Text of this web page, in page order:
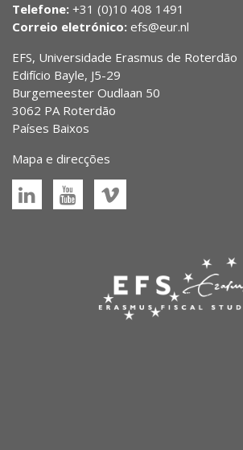
Telefone: +31 (0)10 408 1491
Correio eletrónico: efs@eur.nl
EFS, Universidade Erasmus de Roterdão
Edifício Bayle, J5-29
Burgemeester Oudlaan 50
3062 PA Roterdão
Países Baixos
Mapa e direcções